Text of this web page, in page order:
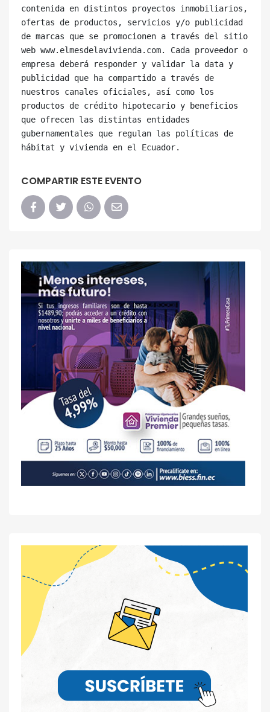
contenida en distintos proyectos inmobiliarios,
ofertas de productos, servicios y/o publicidad
de marcas que se promocionen a través del sitio
web www.elmesdelavivienda.com. Cada proveedor o
empresa deberá responder y validar la data y
publicidad que ha compartido a través de
nuestros canales oficiales, así como los
productos de crédito hipotecario y beneficios
que ofrecen las distintas entidades
gubernamentales que regulan las políticas de
COMPARTIR ESTE EVENTO